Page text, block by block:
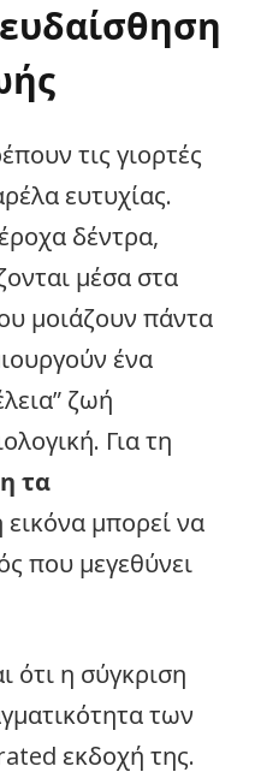
τις γιορτές
ευτυχίας.
δέντρα,
μέσα στα
μοιάζουν πάντα
ένα
ζωή
Για τη
τα
εικόνα μπορεί να
που μεγεθύνει
ότι η σύγκριση
των
εκδοχή της.